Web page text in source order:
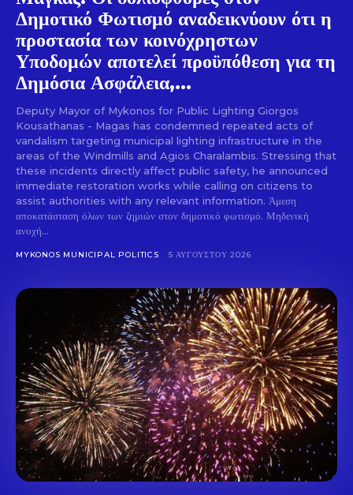
Don't miss
out!
Sing up for our newsletter
to stay in the loop.
SUBSCRIBE
Δημοτικό Φωτισμό αναδεικνύουν ότι η
προστασία των κοινόχρηστων
Υποδομών αποτελεί προϋπόθεση για τη
Δημόσια Ασφάλεια,...
Deputy Mayor of Mykonos for Public Lighting Giorgos
Kousathanas - Magas has condemned repeated acts of
vandalism targeting municipal lighting infrastructure in the
areas of the Windmills and Agios Charalambis. Stressing that
these incidents directly affect public safety, he announced
immediate restoration works while calling on citizens to
assist authorities with any relevant information. Άμεση
αποκατάσταση όλων των ζημιών στον δημοτικό φωτισμό. Μηδενική
ανοχή...
MYKONOS MUNICIPAL POLITICS 5 ΑΥΓΟΎΣΤΟΥ 2026